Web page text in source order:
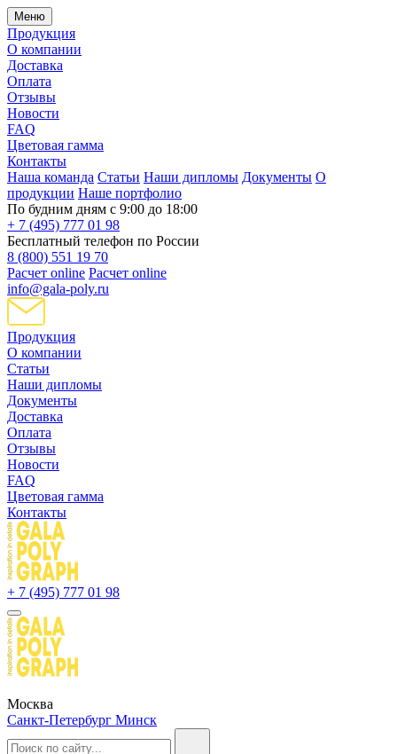
Меню
Продукция
О компании
Доставка
Оплата
Отзывы
Новости
FAQ
Цветовая гамма
Контакты
Наша команда Статьи Наши дипломы Документы О
продукции Наше портфолио
По будним дням с 9:00 до 18:00
+ 7 (495) 777 01 98
Бесплатный телефон по России
8 (800) 551 19 70
Расчет online Расчет online
info@gala-poly.ru
Продукция
О компании
Статьи
Наши дипломы
Документы
Доставка
Оплата
Отзывы
Новости
FAQ
Цветовая гамма
Контакты
+ 7 (495) 777 01 98
Москва
Санкт-Петербург Минск